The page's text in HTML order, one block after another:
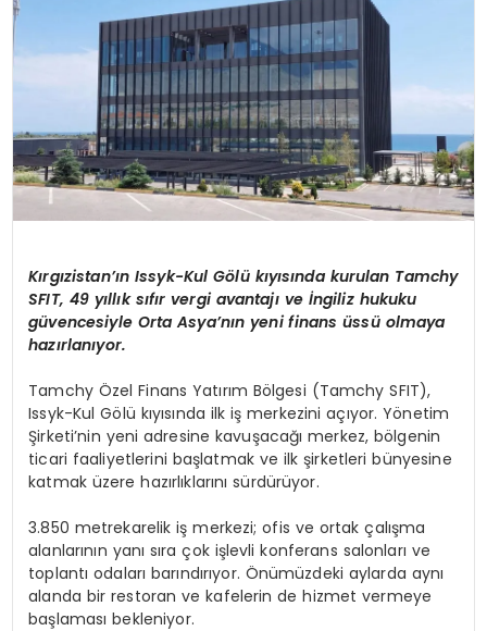
Kırgızistan’ın Issyk-Kul Gölü kıyısında kurulan Tamchy
SFIT, 49 yıllık sıfır vergi avantajı ve İngiliz hukuku
güvencesiyle Orta Asya’nın yeni finans üssü olmaya
hazırlanıyor.
Tamchy Özel Finans Yatırım Bölgesi (Tamchy SFIT),
Issyk-Kul Gölü kıyısında ilk iş merkezini açıyor. Yönetim
Şirketi’nin yeni adresine kavuşacağı merkez, bölgenin
ticari faaliyetlerini başlatmak ve ilk şirketleri bünyesine
katmak üzere hazırlıklarını sürdürüyor.
3.850 metrekarelik iş merkezi; ofis ve ortak çalışma
alanlarının yanı sıra çok işlevli konferans salonları ve
toplantı odaları barındırıyor. Önümüzdeki aylarda aynı
alanda bir restoran ve kafelerin de hizmet vermeye
başlaması bekleniyor.